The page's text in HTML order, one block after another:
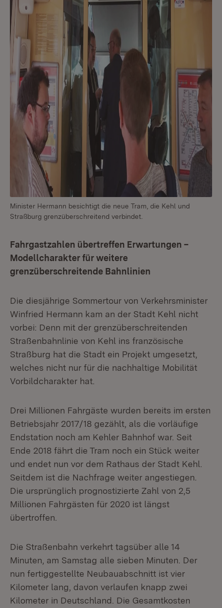
Minister Hermann besichtigt die neue Tram, die Kehl und
Straßburg grenzüberschreitend verbindet.
Fahrgastzahlen übertreffen Erwartungen –
Modellcharakter für weitere
grenzüberschreitende Bahnlinien
Die diesjährige Sommertour von Verkehrsminister
Winfried Hermann kam an der Stadt Kehl nicht
vorbei: Denn mit der grenzüberschreitenden
Straßenbahnlinie von Kehl ins französische
Straßburg hat die Stadt ein Projekt umgesetzt,
welches nicht nur für die nachhaltige Mobilität
Vorbildcharakter hat.
Drei Millionen Fahrgäste wurden bereits im ersten
Betriebsjahr 2017/18 gezählt, als die vorläufige
Endstation noch am Kehler Bahnhof war. Seit
Ende 2018 fährt die Tram noch ein Stück weiter
und endet nun vor dem Rathaus der Stadt Kehl.
Seitdem ist die Nachfrage weiter angestiegen.
Die ursprünglich prognostizierte Zahl von 2,5
Millionen Fahrgästen für 2020 ist längst
übertroffen.
Die Straßenbahn verkehrt tagsüber alle 14
Minuten, am Samstag alle sieben Minuten. Der
nun fertiggestellte Neubauabschnitt ist vier
Kilometer lang, davon verlaufen knapp zwei
Kilometer in Deutschland. Die Gesamtkosten